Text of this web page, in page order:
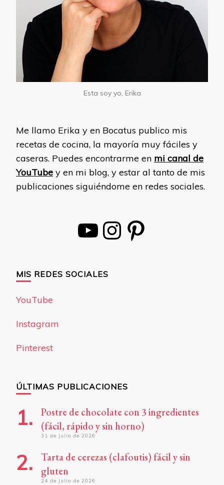
Esta soy yo, Erika
Me llamo Erika y en Bocatus publico mis
recetas de cocina, la mayoría muy fáciles y
caseras. Puedes encontrarme en mi canal de
YouTube y en mi blog, y estar al tanto de mis
publicaciones siguiéndome en redes sociales.
YouTube Instagram Pinterest
MIS REDES SOCIALES
YouTube
Instagram
Pinterest
ÚLTIMAS PUBLICACIONES
Postre de chocolate con 3 ingredientes
(fácil, rápido y sin horno)
31 de julio de 2026
Tarta de cerezas (clafoutis) fácil y sin
gluten
24 de julio de 2026